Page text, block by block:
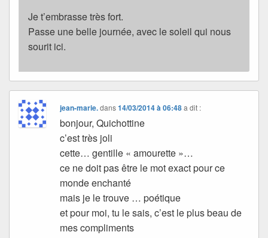
Je t’embrasse très fort.
Passe une belle journée, avec le soleil qui nous
sourit ici.
jean-marie.dans14/03/2014 à 06:48 a dit :
bonjour, Quichottine
c’est très joli
cette… gentille « amourette »…
ce ne doit pas être le mot exact pour ce
monde enchanté
mais je le trouve … poétique
et pour moi, tu le sais, c’est le plus beau de
mes compliments